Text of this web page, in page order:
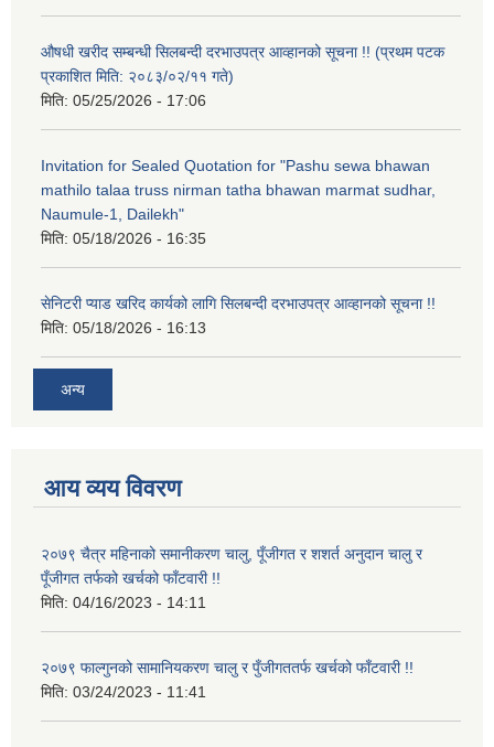
औषधी खरीद सम्बन्धी सिलबन्दी दरभाउपत्र आव्हानको सूचना !! (प्रथम पटक
प्रकाशित मिति: २०८३/०२/११ गते)
मिति: 05/25/2026 - 17:06
Invitation for Sealed Quotation for "Pashu sewa bhawan
mathilo talaa truss nirman tatha bhawan marmat sudhar,
Naumule-1, Dailekh"
मिति: 05/18/2026 - 16:35
सेनिटरी प्याड खरिद कार्यको लागि सिलबन्दी दरभाउपत्र आव्हानको सूचना !!
मिति: 05/18/2026 - 16:13
अन्य
आय व्यय विवरण
२०७९ चैत्र महिनाको समानीकरण चालु, पूँजीगत र शशर्त अनुदान चालु र
पूँजीगत तर्फको खर्चको फाँटवारी !!
मिति: 04/16/2023 - 14:11
२०७९ फाल्गुनको सामानियकरण चालु र पुँजीगततर्फ खर्चको फाँटवारी !!
मिति: 03/24/2023 - 11:41